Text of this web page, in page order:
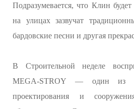
Подразумевается, что Клин
на улицах зазвучат
бардовские песни и другая
В Строительной неделе
MEGA-STROY — один из
проектирования и